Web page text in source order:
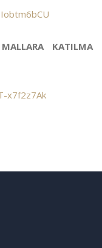
KATILMA
x7f2z7Ak